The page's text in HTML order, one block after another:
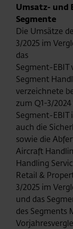
Umsatz- und
Segmente
Die Umsätze
3/2025 im
das
Segment-EBIT
Segment
verzeichnete
zum Q1-3/
Segment-
auch die
sowie die
Aircraft
Handling
Retail &
3/2025 im
und das
des Segments